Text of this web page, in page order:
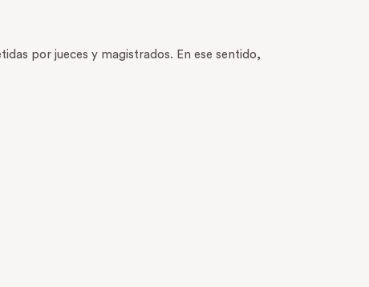
por jueces y magistrados. En ese sentido,